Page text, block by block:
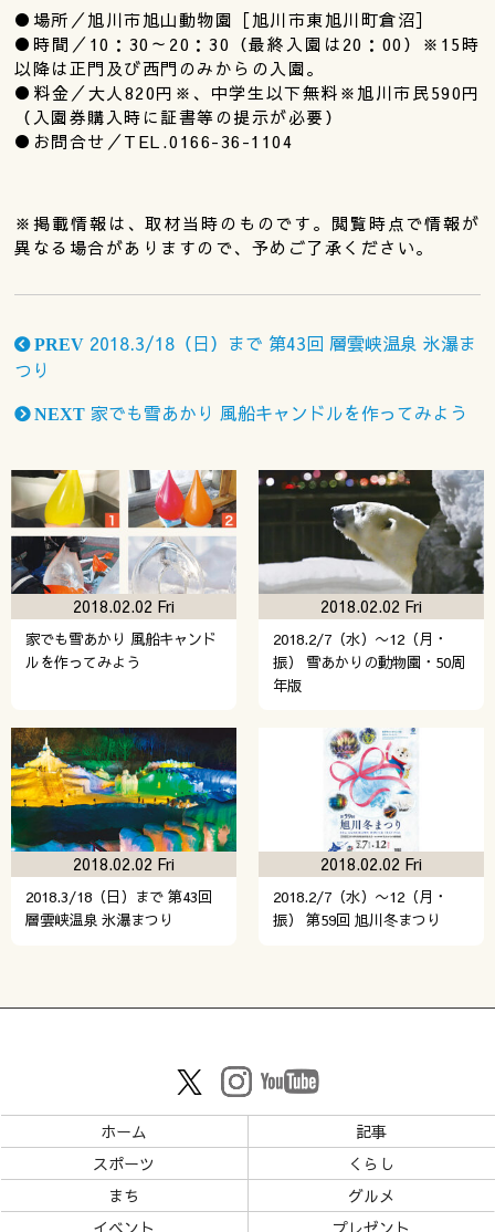
●場所／旭川市旭山動物園［旭川市東旭川町倉沼］
●時間／10：30～20：30（最終入園は20：00）※15時
以降は正門及び西門のみからの入園。
●料金／大人820円※、中学生以下無料※旭川市民590円
（入園券購入時に証書等の提示が必要）
●お問合せ／TEL.0166-36-1104
※掲載情報は、取材当時のものです。閲覧時点で情報が
異なる場合がありますので、予めご了承ください。
PREV 2018.3/18（日）まで 第43回 層雲峡温泉 氷瀑ま
つり
NEXT 家でも雪あかり 風船キャンドルを作ってみよう
家でも雪あかり 風船キャンド
ルを作ってみよう
2018.02.02 Fri
2018.2/7（水）〜12（月・
振） 雪あかりの動物園・50周
年版
2018.02.02 Fri
2018.3/18（日）まで 第43回
層雲峡温泉 氷瀑まつり
2018.02.02 Fri
2018.2/7（水）〜12（月・
振） 第59回 旭川冬まつり
2018.02.02 Fri
ホーム
記事
スポーツ
くらし
まち
グルメ
イベント
プレゼント